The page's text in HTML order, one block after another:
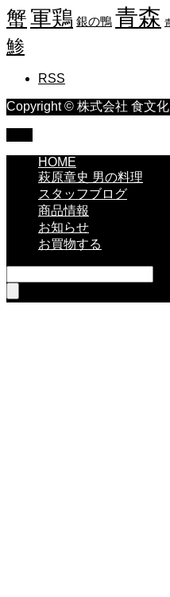
蟹軍鶏 銀の鴨 青森
鯵
RSS
Copyright © 株式会社 食文
HOME
萩原章史 男の料理
スタッフブログ
商品情報
お知らせ
お買物する